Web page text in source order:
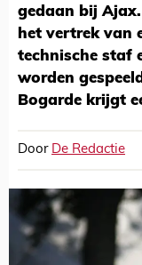
gedaan bij
het vertrek van
technische staf
worden
Bogarde krijgt
Door De Redactie